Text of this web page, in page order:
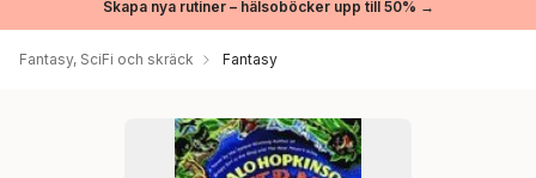
Skapa nya rutiner – hälsoböcker upp till 50% →
Fantasy, SciFi och skräck Fantasy